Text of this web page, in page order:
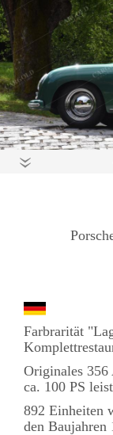
Farbrarität
Originales
ca. 100 PS
892 Einheiten
den Baujahren